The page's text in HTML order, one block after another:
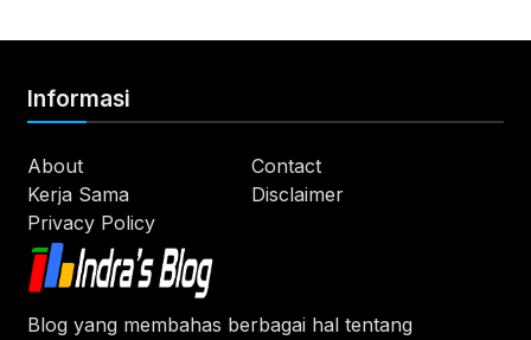
Blog yang membahas berbagai hal tentang
Informasi
About
Contact
Kerja Sama
Disclaimer
Privacy Policy